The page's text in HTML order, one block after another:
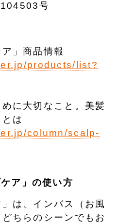
号
」商品情報
products/list?
に大切なこと。美髪
は
column/scalp-
ア」の使い方
」は、インバス（お風
ちらのシーンでもお